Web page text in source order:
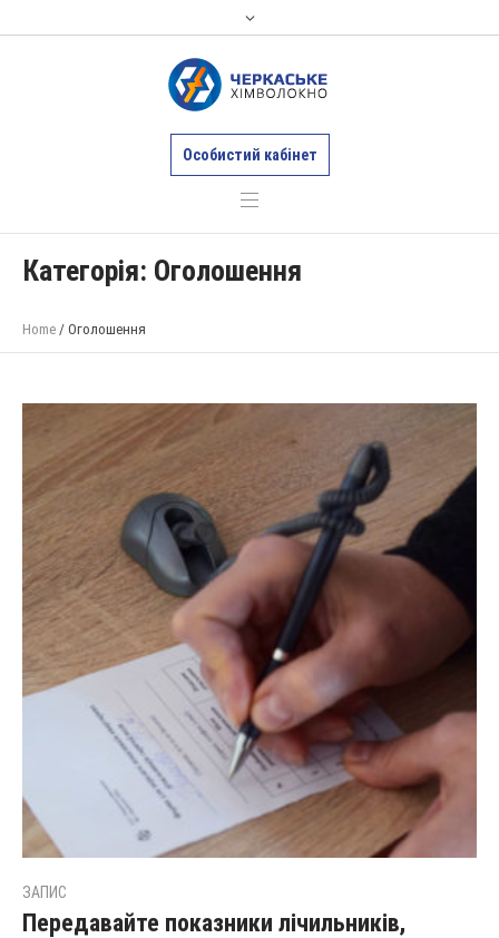
Особистий кабінет
Категорія: Оголошення
Home / Оголошення
ЗАПИС
Передавайте показники лічильників,